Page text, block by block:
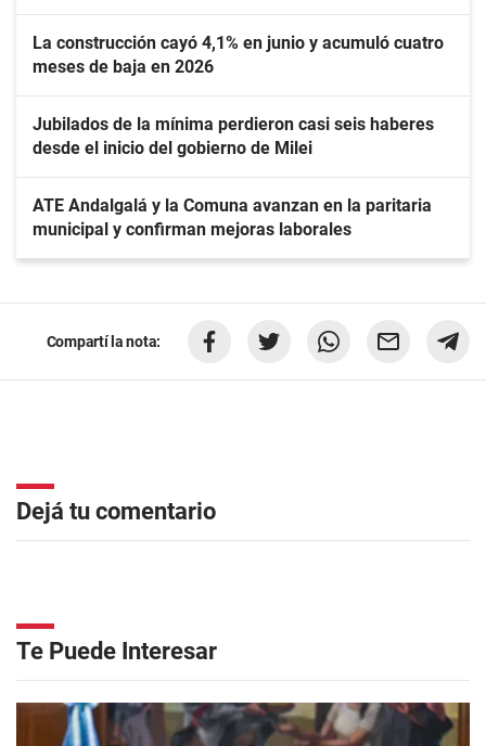
La construcción cayó 4,1% en junio y acumuló cuatro
meses de baja en 2026
Jubilados de la mínima perdieron casi seis haberes
desde el inicio del gobierno de Milei
ATE Andalgalá y la Comuna avanzan en la paritaria
municipal y confirman mejoras laborales
Compartí la nota:
Dejá tu comentario
Te Puede Interesar